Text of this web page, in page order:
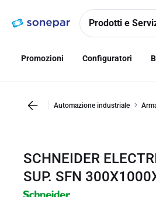
navigazionealla
Prodotti e
Promozioni Configuratori
Automazione industriale
SCHNEIDER
SUP. SFN